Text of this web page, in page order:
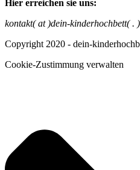
Hier erreichen sie uns:
kontakt( at )dein-kinderhochbett( .
Copyright 2020 - dein-
Cookie-Zustimmung verwalten